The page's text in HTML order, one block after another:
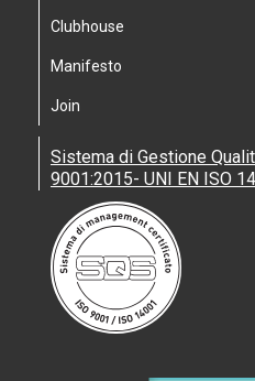
Clubhouse
Manifesto
Join
Sistema di Gestione
9001:2015- UNI EN ISO